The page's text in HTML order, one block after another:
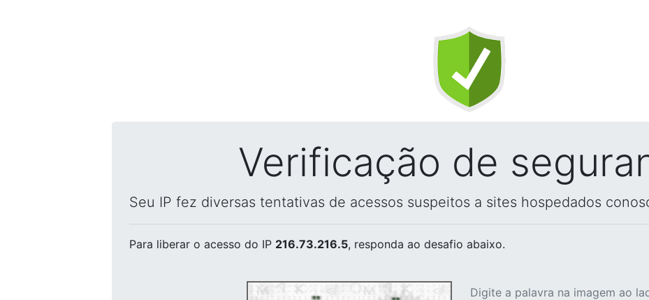
Verificação de
Seu IP fez diversas tentativas de acessos suspeitos a sites hospedados
Para liberar o acesso do IP 216.73.216.5, responda ao desafio abaixo.
Digite a palavra na imagem ao